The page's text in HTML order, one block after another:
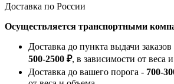
Доставка по России
Осуществляется транспортными
Доставка до пункта выдачи
500-2500 ₽, в зависимости от веса
Доставка до вашего порога - 700-